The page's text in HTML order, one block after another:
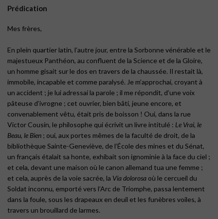
Prédication
Mes frères,
En plein quartier latin, l’autre jour, entre la Sorbonne vénérable et le
majestueux Panthéon, au confluent de la Science et de la Gloire,
un homme gisait sur le dos en travers de la chaussée. Il restait là,
immobile, incapable et comme paralysé. Je m’approchai, croyant à
un accident ; je lui adressai la parole ; il me répondit, d’une voix
pâteuse d’ivrogne ; cet ouvrier, bien bâti, jeune encore, et
convenablement vêtu, était pris de boisson ! Oui, dans la rue
Victor Cousin, le philosophe qui écrivit un livre intitulé : Le Vrai, le
Beau, le Bien ; oui, aux portes mêmes de la faculté de droit, de la
bibliothèque Sainte-Geneviève, de l’École des mines et du Sénat,
un français étalait sa honte, exhibait son ignominie à la face du ciel ;
et cela, devant une maison où le canon allemand tua une femme ;
et cela, auprès de la voie sacrée, la Via dolorosa où le cercueil du
Soldat inconnu, emporté vers l’Arc de Triomphe, passa lentement
dans la foule, sous les drapeaux en deuil et les funèbres voiles, à
travers un brouillard de larmes.